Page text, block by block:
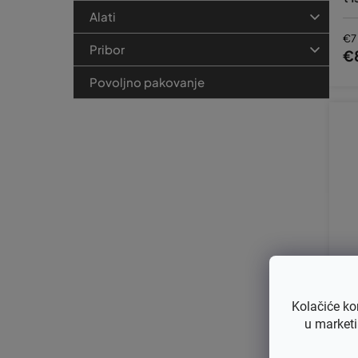
Kolačiće
u
Alati
Pribor
Povoljno pakovanje
€7
ht